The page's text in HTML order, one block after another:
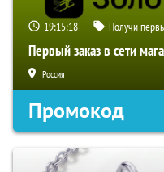
19:15:17 Получи
Первый заказ в сети
Россия
Промокод